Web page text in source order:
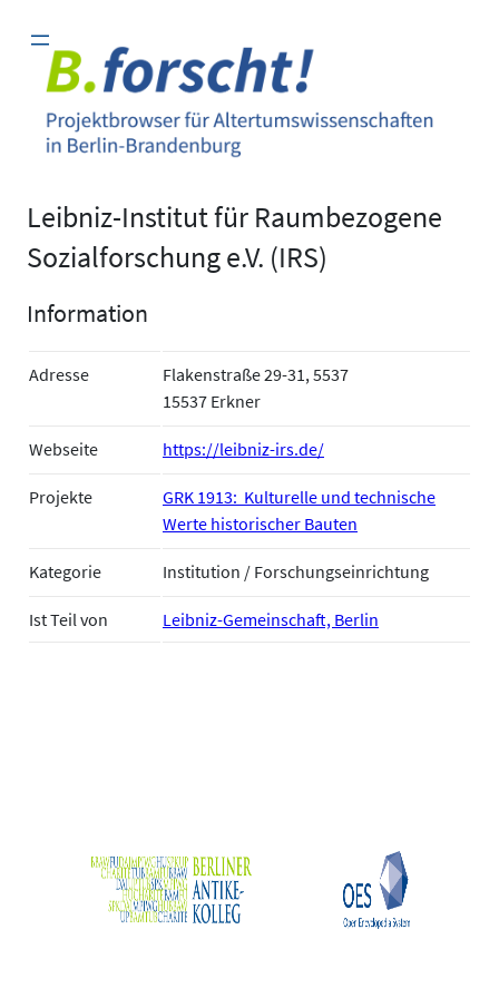
Inhalt
springen
Leibniz-Institut für Raumbezogene
Sozialforschung e.V. (IRS)
Information
Adresse
Flakenstraße 29-31, 5537
15537 Erkner
Webseite https://leibniz-irs.de/
Projekte
GRK 1913: Kulturelle und technische
Werte historischer Bauten
Kategorie Institution / Forschungseinrichtung
Ist Teil von Leibniz-Gemeinschaft, Berlin